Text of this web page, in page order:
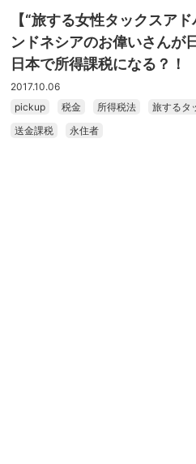
【“旅する女性タックスア
ンドネシアのお偉いさんが
日本で所得課税になる？！
2017.10.06
pickup
税金 所得税法 旅するタ
送金課税
永住者